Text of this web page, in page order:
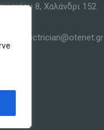
8, Χαλάνδρι 152